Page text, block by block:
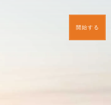
開始する